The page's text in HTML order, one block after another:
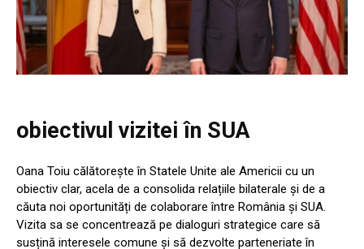
obiectivul vizitei în SUA
Oana Toiu călătorește în Statele Unite ale Americii cu un
obiectiv clar, acela de a consolida relațiile bilaterale și de a
căuta noi oportunități de colaborare între România și SUA.
Vizita sa se concentrează pe dialoguri strategice care să
susțină interesele comune și să dezvolte parteneriate în